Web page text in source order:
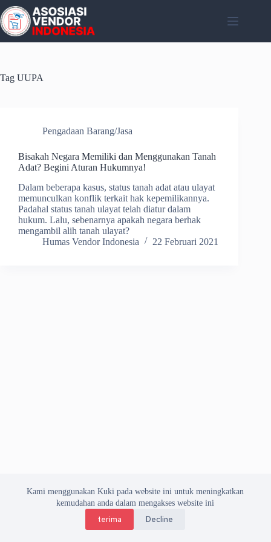
Skip
to
content
Kami menggunakan Kuki pada website ini untuk meningkatkan
kemudahan anda dalam mengakses website ini
terima Decline
Tag UUPA
Pengadaan Barang/Jasa
Bisakah Negara Memiliki dan Menggunakan Tanah
Adat? Begini Aturan Hukumnya!
Dalam beberapa kasus, status tanah adat atau ulayat
memunculkan konflik terkait hak kepemilikannya.
Padahal status tanah ulayat telah diatur dalam
hukum. Lalu, sebenarnya apakah negara berhak
mengambil alih tanah ulayat?
Humas Vendor Indonesia
22 Februari 2021